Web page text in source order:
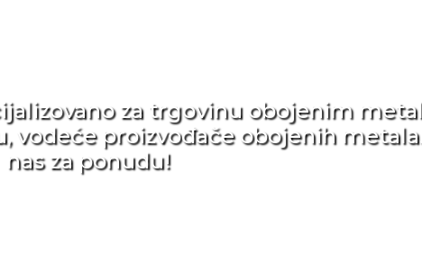
za trgovinu obojenim
vodeće proizvođače obojenih
nas za ponudu!